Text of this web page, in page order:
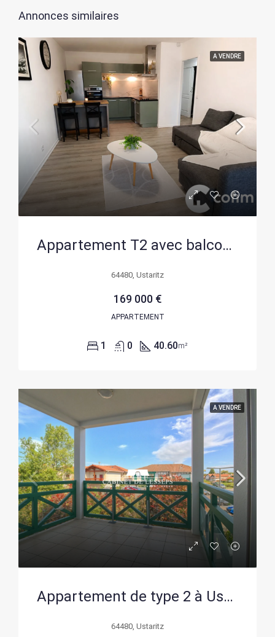
Annonces similaires
A VENDRE
Appartement T2 avec balcon à vendre à Ustaritz en plein centre-ville
64480, Ustaritz
169 000 €
APPARTEMENT
1 0 40.60m²
A VENDRE
Appartement de type 2 à Ustaritz avec terrasse et stationnement
64480, Ustaritz